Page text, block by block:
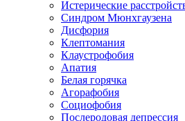
Истерические
Синдром Мюнхгаузена
Дисфория
Клептомания
Клаустрофобия
Апатия
Белая горячка
Агорафобия
Социофобия
Послеродовая депрессия